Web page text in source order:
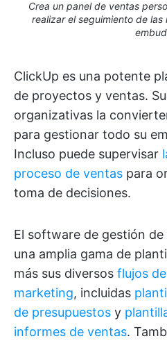
Crea un panel de ventas
realizar el seguimiento de
ClickUp es una potente
de proyectos y ventas.
organizativas la
para gestionar todo su
Incluso puede supervisar
proceso de ventas para
toma de decisiones.
El software de gestión
una amplia gama de
más sus diversos flujos
marketing, incluidas
de presupuestos y
informes de ventas.